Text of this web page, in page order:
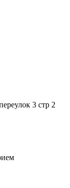
3 стр 2